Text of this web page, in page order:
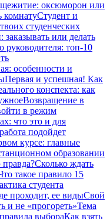
оксюморон или
комнатуСтудент и
студенческих
или делать
руководителя: топ-10
особенности и
Первая и успешная! Как
конспекта: как
Возвращение в
в режим
что это и для
подойдет
курсе: главные
образовании
правда?Сколько ждать
такое правило 15
студента
проходит, ее видыСвой
и не «прогореть»Тема
выбораКак взять